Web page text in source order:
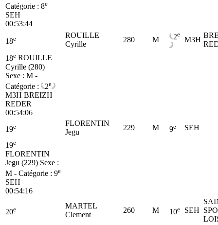
Catégorie : 8e
SEH
00:53:44
18e
ROUILLE
Cyrille
280 M 2e
M3H
18e ROUILLE
Cyrille (280)
Sexe : M -
Catégorie :
2e
M3H BREIZH
REDER
00:54:06
19e
FLORENTIN
Jegu
229 M 9e SEH
19e
FLORENTIN
Jegu (229) Sexe :
M - Catégorie : 9e
SEH
00:54:16
20e
MARTEL
Clement
260 M 10e SEH